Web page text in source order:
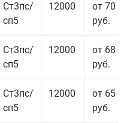
Ст3пс/
сп5
12000
от 70
руб.
Ст3пс/
сп5
12000
от 68
руб.
Ст3пс/
сп5
12000
от 65
руб.